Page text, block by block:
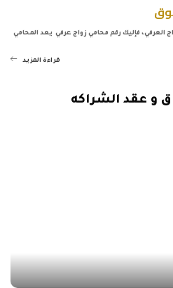
العرفي، فإليك رقم محامي زواج عرفي يعد المحامي
قراءة المزيد